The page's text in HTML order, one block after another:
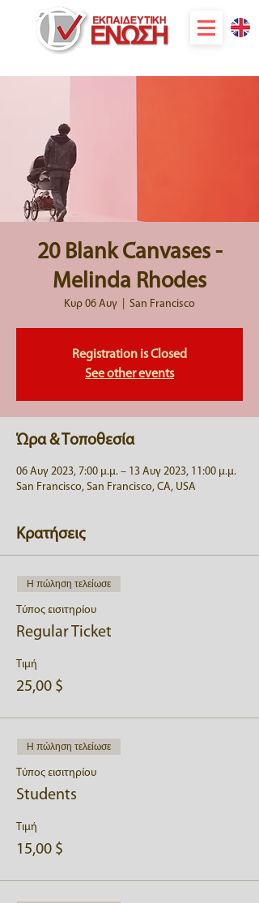
20 Blank Canvases -
Melinda Rhodes
Κυρ 06 Αυγ San Francisco
Registration is Closed
See other events
Ώρα & Τοποθεσία
06 Αυγ 2023, 7:00 μ.μ. – 13 Αυγ 2023, 11:00 μ.μ.
San Francisco, San Francisco, CA, USA
Κρατήσεις
Η πώληση τελείωσε
Τύπος εισιτηρίου
Regular Ticket
Τιμή
25,00 $
Η πώληση τελείωσε
Τύπος εισιτηρίου
Students
Τιμή
15,00 $